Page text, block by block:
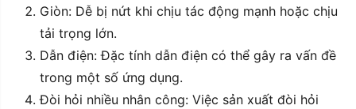
Giòn: Dễ bị nứt khi chịu tác động mạnh hoặc chịu
tải trọng lớn.
Dẫn điện: Đặc tính dẫn điện có thể gây ra vấn đề
trong một số ứng dụng.
Đòi hỏi nhiều nhân công: Việc sản xuất đòi hỏi